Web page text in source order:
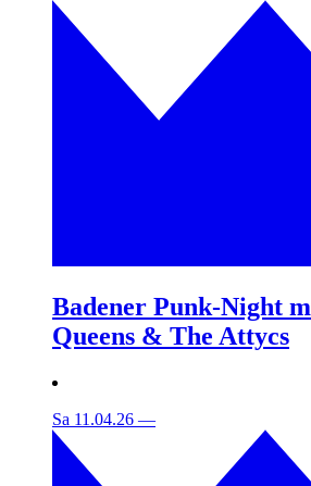
Badener Punk-Night
Queens & The Attycs
Sa 11.04.26 —